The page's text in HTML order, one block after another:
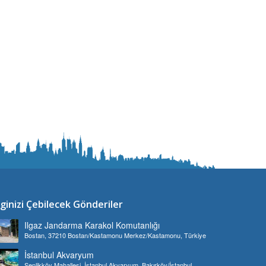
Çebilecek Gönderiler
Ilgaz Jandarma Karakol Komutanlığı
Bostan, 37210 Bostan/Kastamonu Merkez/Kastamonu, Türkiye
İstanbul Akvaryum